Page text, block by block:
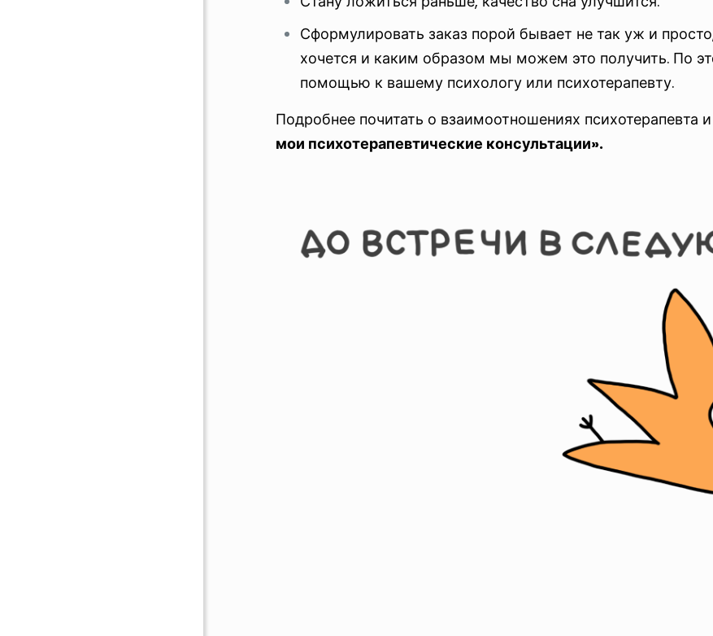
Сформулировать заказ порой бывает не так уж и
хочется и каким образом мы можем это получить. По
помощью к вашему психологу или психотерапевту.
Подробнее почитать о взаимоотношениях психотерапевта
мои психотерапевтические консультации».